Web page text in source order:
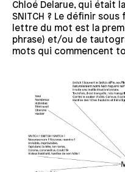
Chloé Delarue, qui était
SNITCH ? Le définir sous
lettre du mot est la
phrase) et/ou de
mots qui commencent